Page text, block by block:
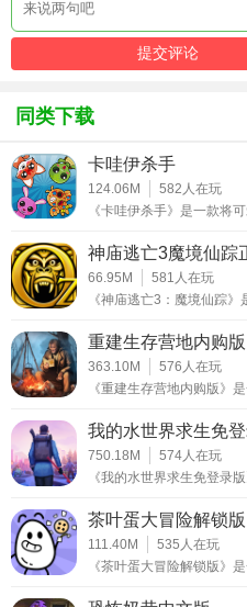
危险的堕龙窟世界中。
同类下载
卡哇伊杀手
124.06M 582 人在玩
《卡哇伊杀手》是一款将
神庙逃亡3魔境仙踪
66.95M 581 人在玩
《神庙逃亡3：魔境仙踪
重建生存营地内购版
363.10M 576 人在玩
《重建生存营地内购版》
我的水世界求生免
750.18M 574人在玩
《我的水世界求生免登录
茶叶蛋大冒险解锁版
111.40M 535 人在玩
《茶叶蛋大冒险解锁版》